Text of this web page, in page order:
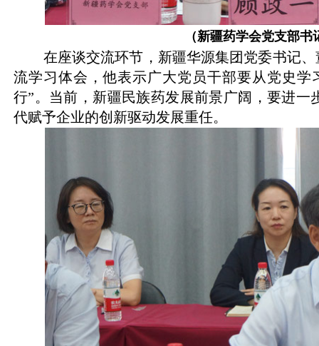
（新疆药学会党支部
在座谈交流环节，新疆华源集团党委书记
流学习体会，他表示广大党员干部要从党史学
行”。当前，新疆民族药发展前景广阔，要进
代赋予企业的创新驱动发展重任。